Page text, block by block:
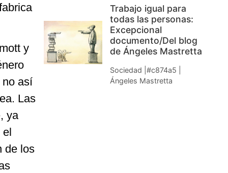
y
no así
Las
ya
el
de los
Trabajo igual para
todas las personas:
Excepcional
documento/Del blog
de Ángeles Mastretta
Sociedad |#c874a5 |
Ángeles Mastretta